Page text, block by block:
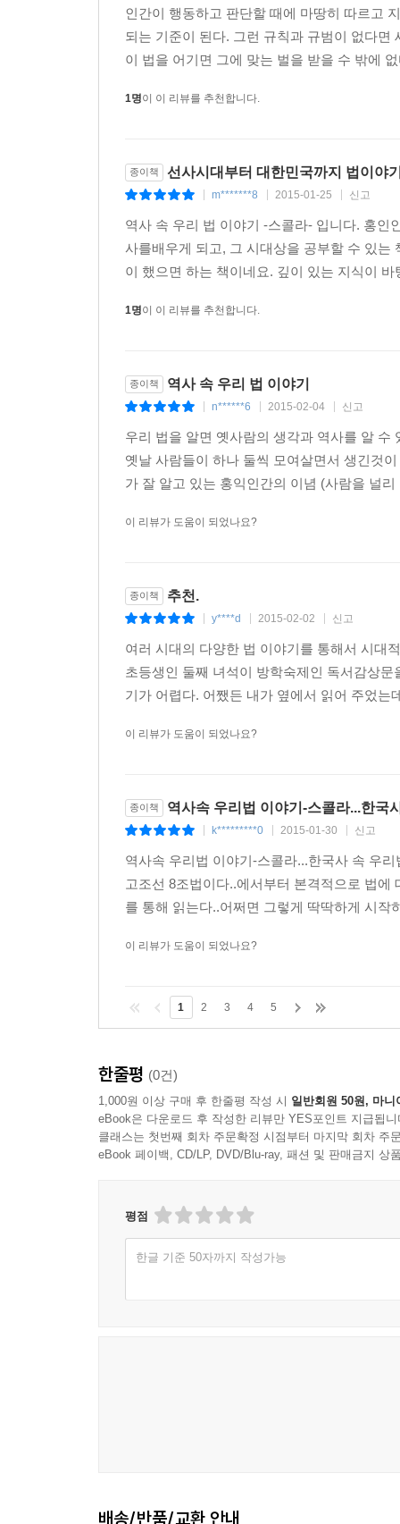
인간이 행동하고 판단할 때에 마땅히 따르고
되는 기준이 된다. 그런 규칙과 규범이 없다
이 법을 어기면 그에 맞는 벌을 받을 수 밖에
1명이 이 리뷰를 추천합니다.
종이책 선사시대부터 대한민국까지 법이야
m*******8 2015-01-25 신고
역사 속 우리 법 이야기 -스콜라- 입니다. 홍인
사를배우게 되고, 그 시대상을 공부할 수 있는
이 했으면 하는 책이네요. 깊이 있는 지식이
1명이 이 리뷰를 추천합니다.
종이책 역사 속 우리 법 이야기
n******6 2015-02-04 신고
우리 법을 알면 옛사람의 생각과 역사를 알
옛날 사람들이 하나 둘씩 모여살면서 생긴것
가 잘 알고 있는 홍익인간의 이념 (사람을 널
이 리뷰가 도움이 되었나요?
종이책 추천.
y****d 2015-02-02 신고
여러 시대의 다양한 법 이야기를 통해서 시대
초등생인 둘째 녀석이 방학숙제인 독서감상
기가 어렵다. 어쨌든 내가 옆에서 읽어 주었
이 리뷰가 도움이 되었나요?
종이책 역사속 우리법 이야기-스콜라...한국
k*********0 2015-01-30 신고
역사속 우리법 이야기-스콜라...한국사 속 우
고조선 8조법이다..에서부터 본격적으로 법
를 통해 읽는다..​어쩌면 그렇게 딱딱하게 시작
이 리뷰가 도움이 되었나요?
1 2 3 4 5
한줄평 (0건)
1,000원 이상 구매 후 한줄평 작성 시 일반회원 50원, 마니
eBook은 다운로드 후 작성한 리뷰만 YES포인트 지급됩니
클래스는 첫번째 회차 주문확정 시점부터 마지막 회차 주
eBook 페이백, CD/LP, DVD/Blu-ray, 패션 및 판매금지 상
평점
한글 기준 50자까지 작성가능
배송/반품/교환 안내